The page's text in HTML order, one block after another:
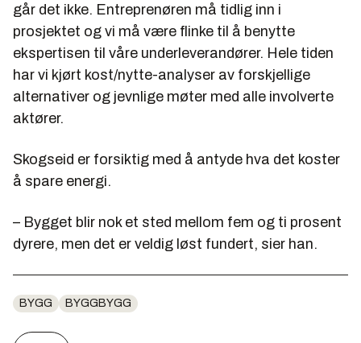
går det ikke. Entreprenøren må tidlig inn i
prosjektet og vi må være flinke til å benytte
ekspertisen til våre underleverandører. Hele tiden
har vi kjørt kost/nytte-analyser av forskjellige
alternativer og jevnlige møter med alle involverte
aktører.
Skogseid er forsiktig med å antyde hva det koster
å spare energi.
– Bygget blir nok et sted mellom fem og ti prosent
dyrere, men det er veldig løst fundert, sier han.
BYGG BYGGBYGG